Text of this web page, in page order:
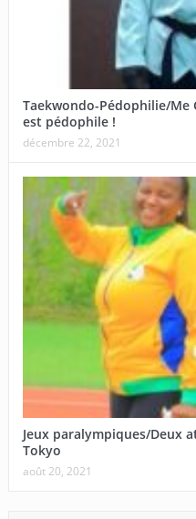
Taekwondo-Pédophilie/Me
est pédophile !
décembre 22, 2021
Jeux paralympiques/Deux
Tokyo
août 20, 2021